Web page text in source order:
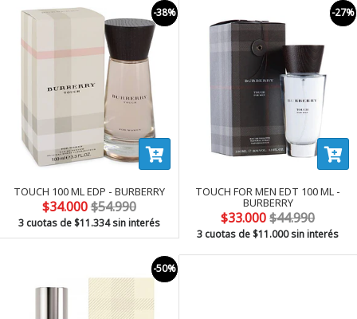
-38%
TOUCH 100 ML EDP - BURBERRY
$34.000$54.990
3 cuotas de$11.334sin interés
-27%
TOUCH FOR MEN EDT 100 ML -
BURBERRY
$33.000$44.990
3 cuotas de$11.000sin interés
-50%